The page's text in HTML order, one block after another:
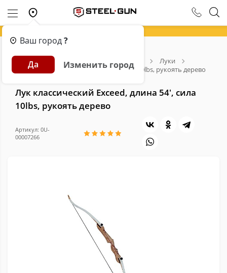
Ваш город?
Да Изменить город
Главная Каталог
Луки
Лук классический Exceed, длина 54', сила 10lbs, рукоять дерево
Лук классический Exceed, длина 54', сила
10lbs, рукоять дерево
Артикул: 0U-
00007266